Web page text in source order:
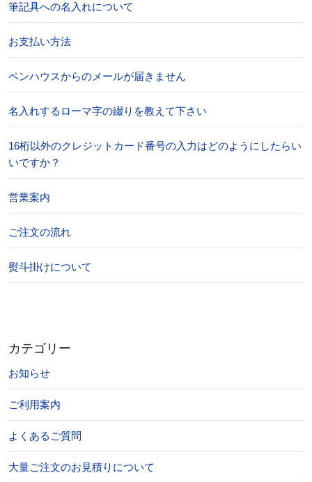
筆記具への名入れについて
お支払い方法
ペンハウスからのメールが届きません
名入れするローマ字の綴りを教えて下さい
16桁以外のクレジットカード番号の入力はどのようにしたらい
いですか？
営業案内
ご注文の流れ
熨斗掛けについて
カテゴリー
お知らせ
ご利用案内
よくあるご質問
大量ご注文のお見積りについて